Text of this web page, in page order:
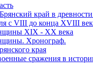
край в
с VIII до конца XVIII
XIX - XX века
Хронограф.
края
сражения в